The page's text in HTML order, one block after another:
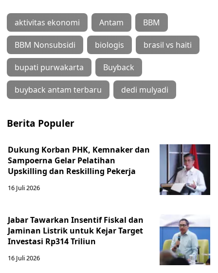
aktivitas ekonomi Antam BBM
BBM Nonsubsidi biologis brasil vs haiti
bupati purwakarta Buyback
buyback antam terbaru dedi mulyadi
Berita Populer
Dukung Korban PHK, Kemnaker dan
Sampoerna Gelar Pelatihan
Upskilling dan Reskilling Pekerja
16 Juli 2026
Jabar Tawarkan Insentif Fiskal dan
Jaminan Listrik untuk Kejar Target
Investasi Rp314 Triliun
16 Juli 2026